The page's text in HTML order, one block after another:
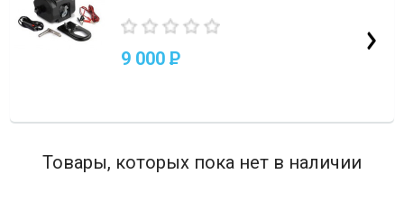
9 000P
Товары, которых пока нет в наличии